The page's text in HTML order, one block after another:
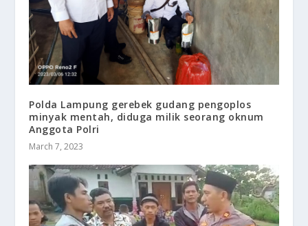
Polda Lampung gerebek gudang pengoplos
minyak mentah, diduga milik seorang oknum
Anggota Polri
March 7, 2023